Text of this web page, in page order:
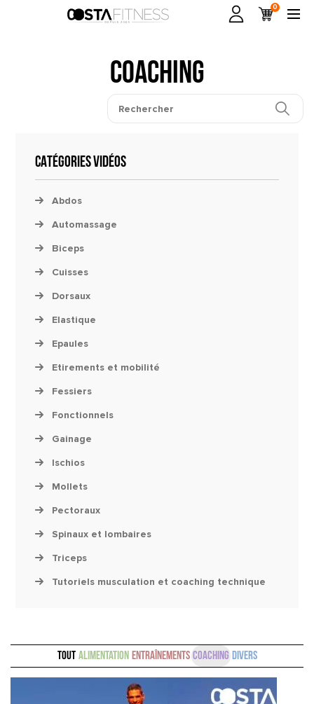
0
Coaching
CATÉGORIES VIDÉOS
Abdos
Automassage
Biceps
Cuisses
Dorsaux
Elastique
Epaules
Etirements et mobilité
Fessiers
Fonctionnels
Gainage
Ischios
Mollets
Pectoraux
Spinaux et lombaires
Triceps
Tutoriels musculation et coaching technique
Tout Alimentation Entraînements Coaching Divers